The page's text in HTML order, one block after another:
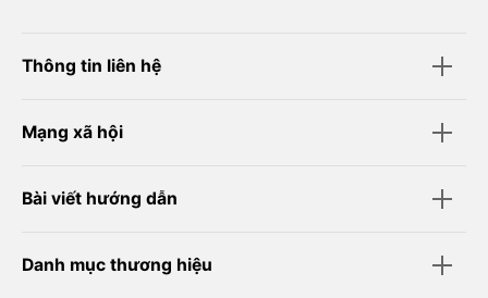
Thông tin liên hệ
Mạng xã hội
Bài viết hướng dẫn
Danh mục thương hiệu